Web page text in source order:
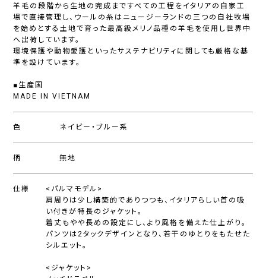
羊毛の段階から生地の完成まですべての工程をイタリアの自家工
場で直接管理し、ウールの糸はニュージーランドの三つの自社牧場
を始めとする土地で育った最高級メリノ品種の羊毛を使用し世界中
へ出荷しています。
環境保護や動物愛護といったサステナビリティに関しても厳格な基
準を設けています。
■生産国
MADE IN VIETNAM
色 ネイビー・ブルー系
柄 無地
仕様
<パルマモデル>
肩周りは少し構築的でありつつも、イタリアらしい首の吸
い付きが特長のジャケット。
着丈もやや長めの設定にし、より風格を備えた仕上がり。
パンツは2タックデザインとなり、若干のゆとりをもたせた
シルエット。
<ジャケット>